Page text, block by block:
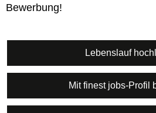
Bewerbung!
Lebenslauf
Mit finest jobs-Profil